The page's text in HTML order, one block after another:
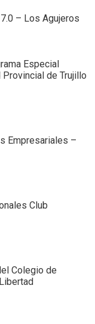
– Los Agujeros
Especial
de Trujillo
Empresariales –
Club
Colegio de